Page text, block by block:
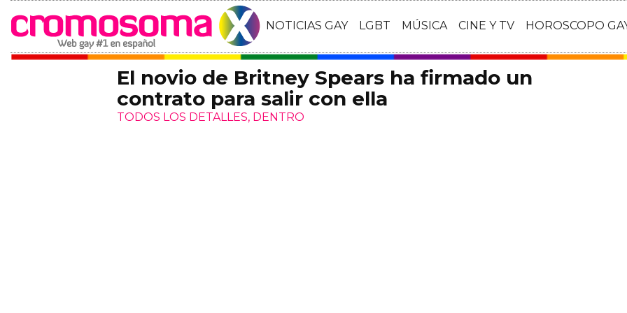
NOTICIAS GAY LGBT MÚSICA CINE Y TV HOROSCOPO
El novio de Britney Spears ha firmado un
contrato para salir con ella
TODOS LOS DETALLES, DENTRO